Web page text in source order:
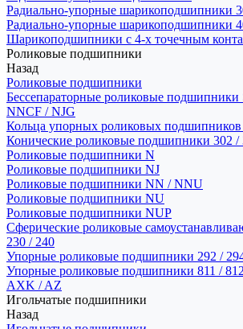
Радиально-упорные шарикоподшипники
Радиально-упорные шарикоподшипники
Шарикоподшипники с 4-х точечным
Роликовые подшипники
Назад
Роликовые подшипники
Бессепараторные роликовые
NNCF / NJG
Кольца упорных роликовых подшипников
Конические роликовые подшипники 302 /
Роликовые подшипники N
Роликовые подшипники NJ
Роликовые подшипники NN / NNU
Роликовые подшипники NU
Роликовые подшипники NUP
Сферические роликовые
230 / 240
Упорные роликовые подшипники 292 /
Упорные роликовые подшипники 811 /
AXK / AZ
Игольчатые подшипники
Назад